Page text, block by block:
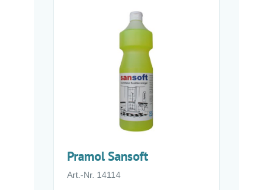
Pramol Sansoft
Art.-Nr. 14114